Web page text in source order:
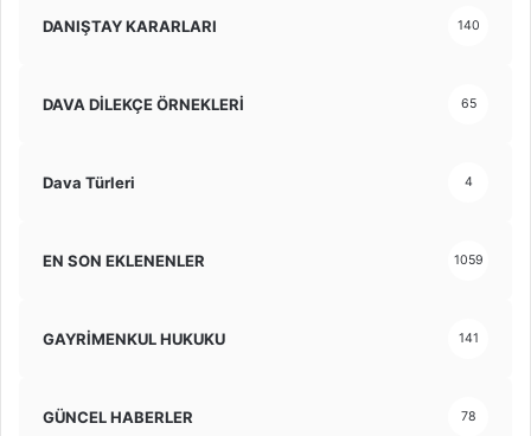
DANIŞTAY KARARLARI 140
DAVA DİLEKÇE ÖRNEKLERİ 65
Dava Türleri 4
EN SON EKLENENLER 1059
GAYRİMENKUL HUKUKU 141
GÜNCEL HABERLER 78